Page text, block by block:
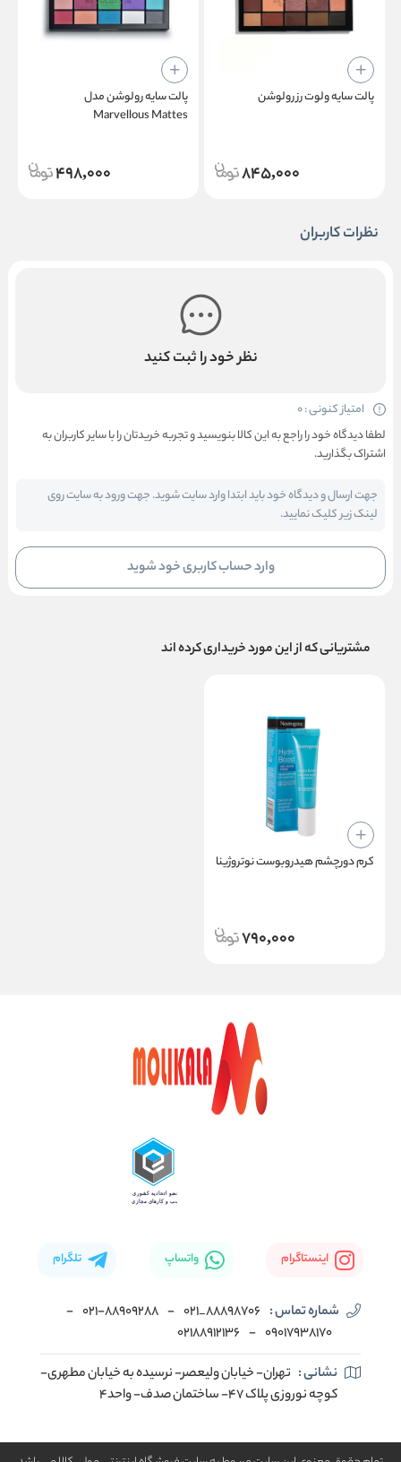
پالت سایه ولوت رز رولوشن
845,000
پالت سایه رولوشن مدل
Marvellous Mattes
498,000
نظرات کاربران
نظر خود را ثبت کنید
امتیاز کنونی : 0
لطفا دیدگاه خود را راجع به این کالا بنویسید و تجربه خریدتان را با سایر کاربران به
اشتراک بگذارید.
جهت ارسال و دیدگاه خود باید ابتدا وارد سایت شوید. جهت ورود به سایت روی
لینک زیر کلیک نمایید.
وارد حساب کاربری خود شوید
مشتریانی که از این مورد خریداری کرده اند
کرم دورچشم هیدروبوست نوتروژینا
790,000
اینستاگرام واتساپ تلگرام
شماره تماس : 88898706_021
- ۰۲۱-۸۸۹۰۹۲۸۸ -
۰۹۰۱۷۹۳۸۱۷۰ -
02188912136
نشانی : تهران- خیابان ولیعصر- نرسیده به خیابان مطهری-
کوچه نوروزی پلاک ۴۷- ساختمان صدف- واحد۴